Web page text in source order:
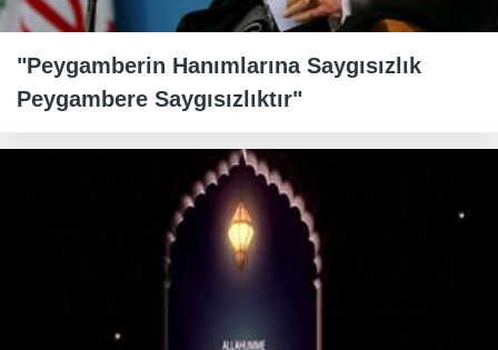
"Peygamberin Hanımlarına Saygısızlık
Peygambere Saygısızlıktır"